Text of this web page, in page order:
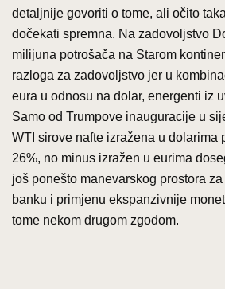
detaljnije govoriti o tome, ali očito
dočekati spremna. Na zadovoljstvo
milijuna potrošača na Starom
razloga za zadovoljstvo jer u
eura u odnosu na dolar, energenti iz
Samo od Trumpove inauguracije u
WTI sirove nafte izražena u dolarima
26%, no minus izražen u eurima
još ponešto manevarskog prostora
banku i primjenu ekspanzivnije
tome nekom drugom zgodom.